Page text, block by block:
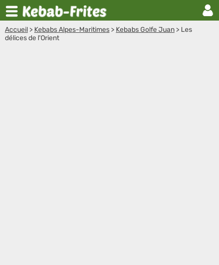
Accueil > Kebabs Alpes-Maritimes > Kebabs Golfe Juan > Les
délices de l'Orient